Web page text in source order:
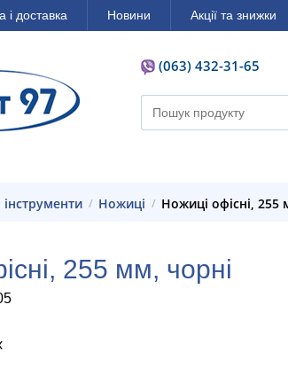
і доставка Новини Акції та знижки
(063) 432-31-65
інструменти Ножиці Ножиці офісні,
255 мм, чорні